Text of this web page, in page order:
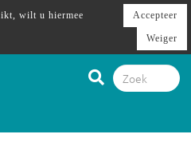
wilt u hiermee
Accepteer
Weiger